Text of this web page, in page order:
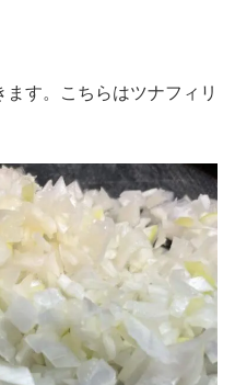
す。こちらはツナフィリ